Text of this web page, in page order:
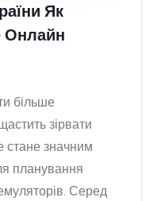
Як
Онлайн
більше
зірвати
значним
планування
емуляторів. Серед